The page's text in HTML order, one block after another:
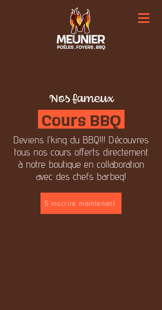
Nos fameux
Cours BBQ
Deviens l'king du BBQ!!! Découvres
tous nos cours offerts directement
à notre boutique en collaboration
avec des chefs barbeq!
S'inscrire maintenant